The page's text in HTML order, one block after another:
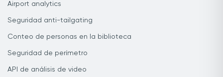
Airport analytics
Seguridad anti-tailgating
Conteo de personas en la biblioteca
Seguridad de perímetro
API de análisis de video